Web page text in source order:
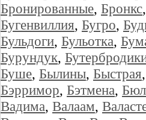
Бронированные, Бронкс
Бугенвиллия, Бугро,
Бульдоги, Бульотка,
Бурундук,
Буше, Былины, Быстрая
Бэрримор, Бэтмена,
Вадима, Валаам,